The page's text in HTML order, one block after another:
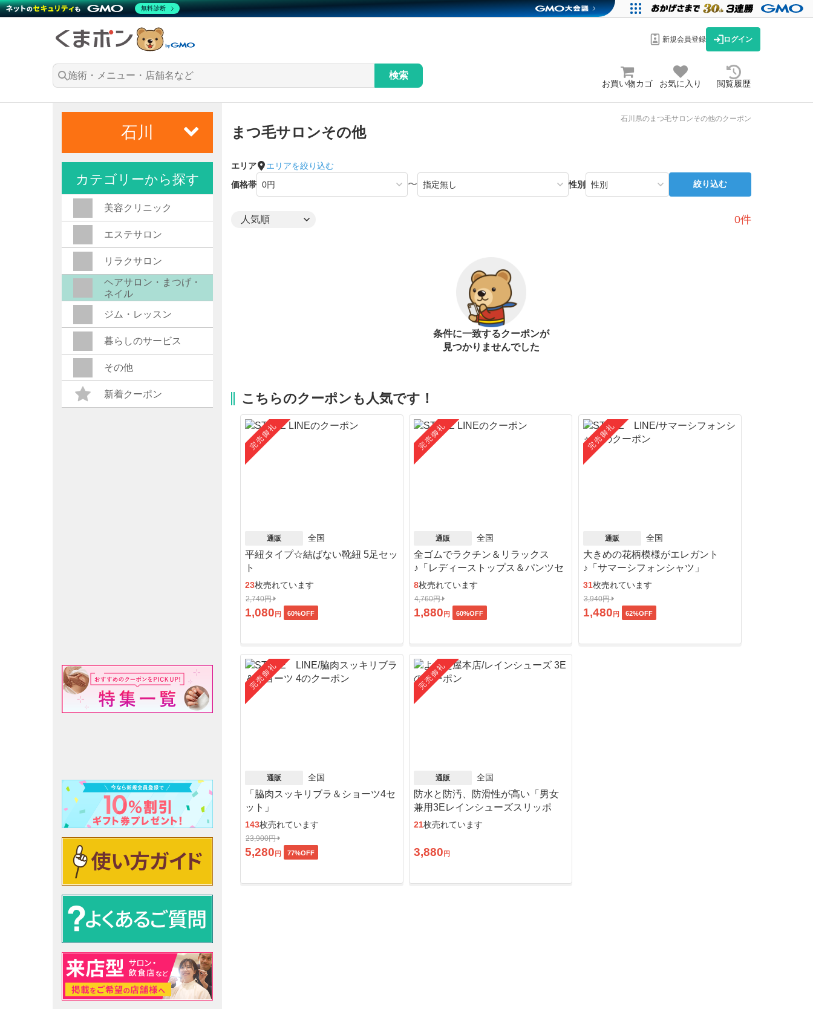
新規会員登録 ログイン
検索
お買い物カゴ お気に入り 閲覧履歴
石川県のまつ毛サロンその他のクーポン
まつ毛サロンその他
エリア
エリアを絞り込む
価格帯
〜 性別 絞り込む
0件
条件に一致するクーポンが
見つかりませんでした
こちらのクーポンも人気です！
完売御礼
通販 全国
平紐タイプ☆結ばない靴紐 5足セッ
ト
23枚売れています
2,740円
1,080 円 60%OFF
完売御礼
通販 全国
全ゴムでラクチン＆リラックス
♪「レディーストップス＆パンツセ
ット」
8枚売れています
4,760円
1,880 円 60%OFF
完売御礼
通販 全国
大きめの花柄模様がエレガント
♪「サマーシフォンシャツ」
31枚売れています
3,940円
1,480 円 62%OFF
完売御礼
通販 全国
「脇肉スッキリブラ＆ショーツ4セ
ット」
143枚売れています
23,900円
5,280 円 77%OFF
完売御礼
通販 全国
防水と防汚、防滑性が高い「男女
兼用3Eレインシューズスリッポ
ン」
21枚売れています
3,880 円
石川
カテゴリーから探す
美容クリニック
エステサロン
リラクサロン
ヘアサロン・まつげ・
ネイル
ジム・レッスン
暮らしのサービス
その他
新着クーポン
無料診断